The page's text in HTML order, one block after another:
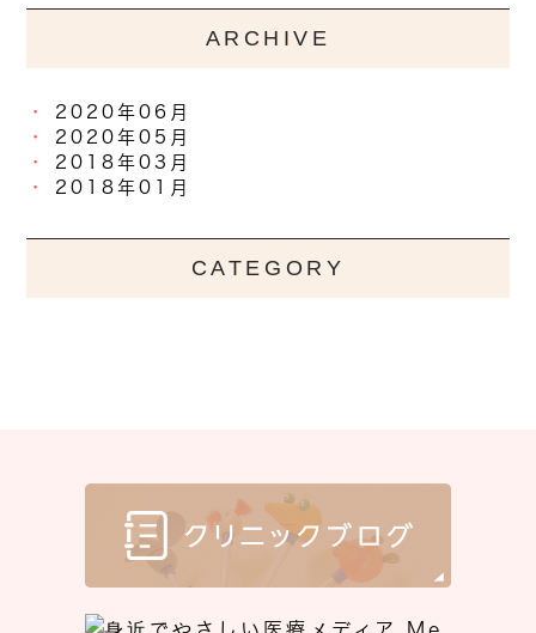
ARCHIVE
2020年06月
2020年05月
2018年03月
2018年01月
CATEGORY